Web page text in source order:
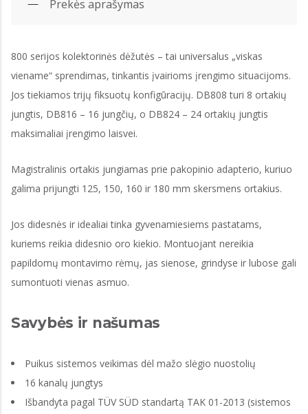
Prekės aprašymas
800 serijos kolektorinės dėžutės – tai universalus „viskas
viename“ sprendimas, tinkantis įvairioms įrengimo situacijoms.
Jos tiekiamos trijų fiksuotų konfigūracijų. DB808 turi 8 ortakių
jungtis, DB816 – 16 jungčių, o DB824 – 24 ortakių jungtis
maksimaliai įrengimo laisvei.
Magistralinis ortakis jungiamas prie pakopinio adapterio, kuriuo
galima prijungti 125, 150, 160 ir 180 mm skersmens ortakius.
Jos didesnės ir idealiai tinka gyvenamiesiems pastatams,
kuriems reikia didesnio oro kiekio. Montuojant nereikia
papildomų montavimo rėmų, jas sienose, grindyse ir lubose gali
sumontuoti vienas asmuo.
Savybės ir našumas
Puikus sistemos veikimas dėl mažo slėgio nuostolių
16 kanalų jungtys
Išbandyta pagal TÜV SÜD standartą TAK 01-2013 (sistemos